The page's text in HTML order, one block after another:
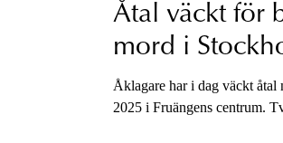
Åtal väckt för
mord i
Åklagare har i dag väckt
2025 i Fruängens centrum.